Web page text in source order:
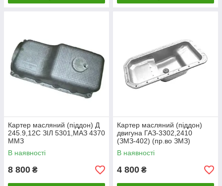
Картер масляний (піддон) Д
245.9,12С ЗІЛ 5301,МАЗ 4370
ММЗ
В наявності
8 800 ₴
Картер масляний (піддон)
двигуна ГАЗ-3302,2410
(ЗМЗ-402) (пр.во ЗМЗ)
В наявності
4 800 ₴